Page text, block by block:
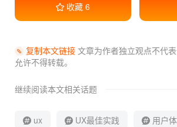
收藏 6
复制本文链接文章为作者独立观点不代表
允许不得转载。
继续阅读本文相关话题
ux UX最佳实践 用户